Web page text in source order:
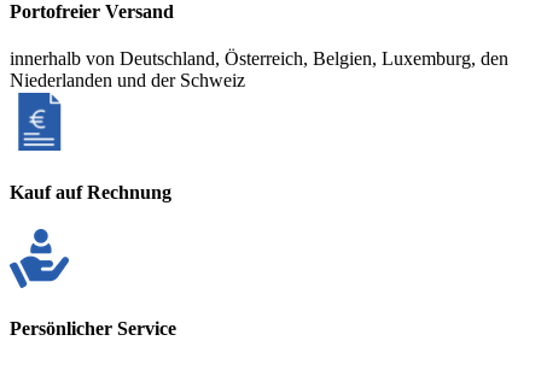
Portofreier Versand
innerhalb von Deutschland, Österreich, Belgien, Luxemburg, den
Niederlanden und der Schweiz
Kauf auf Rechnung
Persönlicher Service